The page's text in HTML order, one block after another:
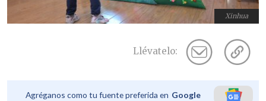
Xinhua
Llévatelo:
Agréganos como tu fuente preferida en Google